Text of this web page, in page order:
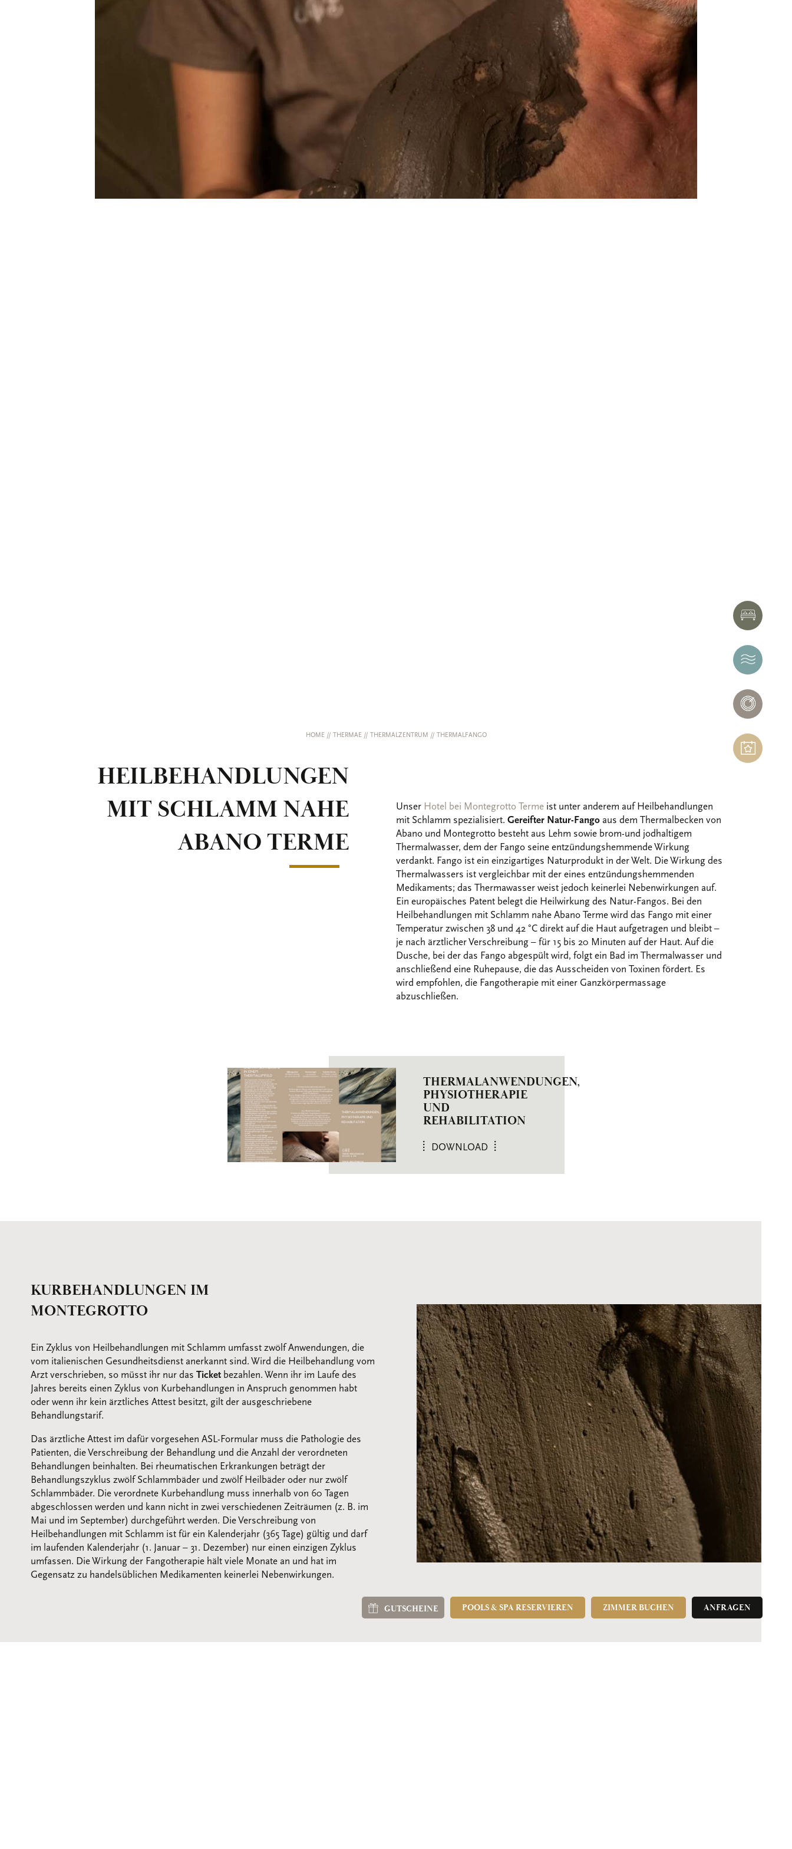
GUTSCHEINE POOLS & SPA RESERVIEREN ZIMMER BUCHEN ANFRAGEN
HOTEL
THERMAE
NERÓ
SPA
EVENTS
HOME // THERMAE // THERMALZENTRUM // THERMALFANGO
HEILBEHANDLUNGEN
MIT SCHLAMM NAHE
ABANO TERME
Unser Hotel bei Montegrotto Terme ist unter anderem auf Heilbehandlungen
mit Schlamm spezialisiert. Gereifter Natur-Fango aus dem Thermalbecken von
Abano und Montegrotto besteht aus Lehm sowie brom-und jodhaltigem
Thermalwasser, dem der Fango seine entzündungshemmende Wirkung
verdankt. Fango ist ein einzigartiges Naturprodukt in der Welt. Die Wirkung des
Thermalwassers ist vergleichbar mit der eines entzündungshemmenden
Medikaments; das Thermawasser weist jedoch keinerlei Nebenwirkungen auf.
Ein europäisches Patent belegt die Heilwirkung des Natur-Fangos. Bei den
Heilbehandlungen mit Schlamm nahe Abano Terme wird das Fango mit einer
Temperatur zwischen 38 und 42 °C direkt auf die Haut aufgetragen und bleibt –
je nach ärztlicher Verschreibung – für 15 bis 20 Minuten auf der Haut. Auf die
Dusche, bei der das Fango abgespült wird, folgt ein Bad im Thermalwasser und
anschließend eine Ruhepause, die das Ausscheiden von Toxinen fördert. Es
wird empfohlen, die Fangotherapie mit einer Ganzkörpermassage
abzuschließen.
THERMALANWENDUNGEN,
PHYSIOTHERAPIE
UND
REHABILITATION
DOWNLOAD
KURBEHANDLUNGEN IM
MONTEGROTTO
Ein Zyklus von Heilbehandlungen mit Schlamm umfasst zwölf Anwendungen, die
vom italienischen Gesundheitsdienst anerkannt sind. Wird die Heilbehandlung vom
Arzt verschrieben, so müsst ihr nur das Ticket bezahlen. Wenn ihr im Laufe des
Jahres bereits einen Zyklus von Kurbehandlungen in Anspruch genommen habt
oder wenn ihr kein ärztliches Attest besitzt, gilt der ausgeschriebene
Behandlungstarif.
Das ärztliche Attest im dafür vorgesehen ASL-Formular muss die Pathologie des
Patienten, die Verschreibung der Behandlung und die Anzahl der verordneten
Behandlungen beinhalten. Bei rheumatischen Erkrankungen beträgt der
Behandlungszyklus zwölf Schlammbäder und zwölf Heilbäder oder nur zwölf
Schlammbäder. Die verordnete Kurbehandlung muss innerhalb von 60 Tagen
abgeschlossen werden und kann nicht in zwei verschiedenen Zeiträumen (z. B. im
Mai und im September) durchgeführt werden. Die Verschreibung von
Heilbehandlungen mit Schlamm ist für ein Kalenderjahr (365 Tage) gültig und darf
im laufenden Kalenderjahr (1. Januar – 31. Dezember) nur einen einzigen Zyklus
umfassen. Die Wirkung der Fangotherapie hält viele Monate an und hat im
Gegensatz zu handelsüblichen Medikamenten keinerlei Nebenwirkungen.